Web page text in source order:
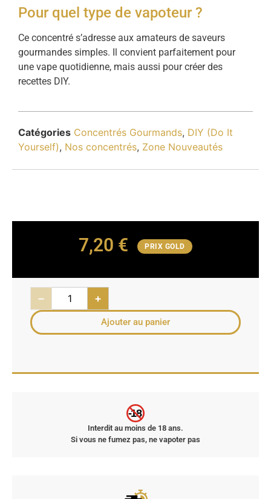
Pour quel type de vapoteur ?
Ce concentré s’adresse aux amateurs de saveurs
gourmandes simples. Il convient parfaitement pour
une vape quotidienne, mais aussi pour créer des
recettes DIY.
Catégories Concentrés Gourmands, DIY (Do It
Yourself), Nos concentrés, Zone Nouveautés
7,20 € PRIX GOLD
− +
Ajouter au panier
-18
Interdit au moins de 18 ans.
Si vous ne fumez pas, ne vapoter pas